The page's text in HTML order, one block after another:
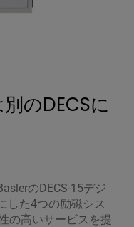
のDECSに
のDECS-15デジ
した4つの励磁シス
の高いサービスを提